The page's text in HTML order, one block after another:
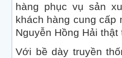
hàng phục vụ sản
khách hàng cung cấp
Nguyễn Hồng Hải thật
Với bề dày truyền